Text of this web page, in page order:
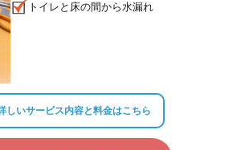
トイレと床の間から水漏れ
しいサービス内容と料金はこちら